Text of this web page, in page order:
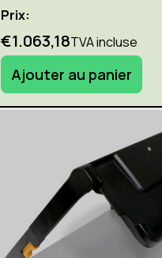
Prix:
€1.063,18TVA incluse
Ajouter au panier